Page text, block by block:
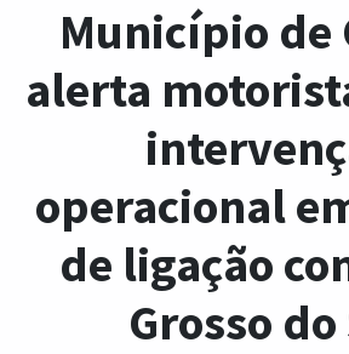
Município de
alerta
operacional
de ligação
Grosso